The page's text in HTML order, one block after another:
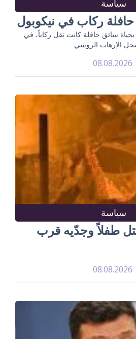
سياسة
ركاب في نيكوبول
سائق حافلة كانت تقل ركاباً، في
الإرهاب الروسي
08.08.2026
سياسة
طفلاً وجدّيه قرب
08.08.2026